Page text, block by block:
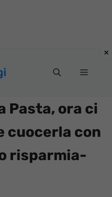
Menu
Pasta, ora ci
cuocerla con
risparmia-